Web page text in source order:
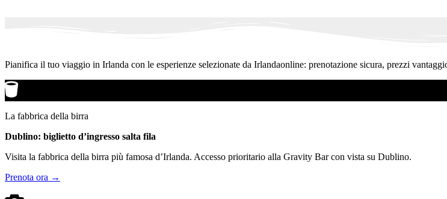
Pianifica il tuo viaggio in Irlanda con le esperienze selezionate da Irlandaonline: prenotazione sicura, prezzi
La fabbrica della birra
Dublino: biglietto d’ingresso salta fila
Visita la fabbrica della birra più famosa d’Irlanda. Accesso prioritario alla Gravity Bar con vista su Dublino.
Prenota ora →